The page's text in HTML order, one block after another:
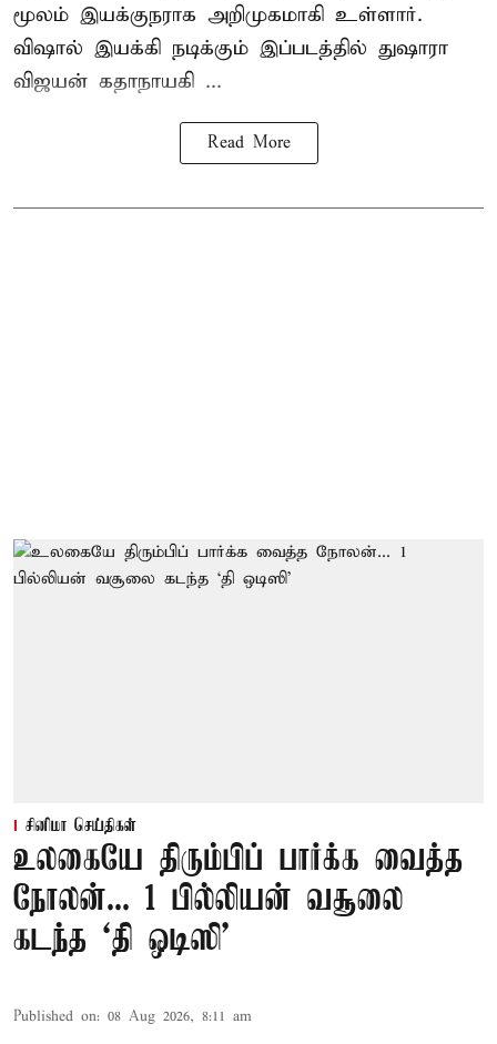
மூலம் இயக்குநராக அறிமுகமாகி உள்ளார்.
விஷால் இயக்கி நடிக்கும் இப்படத்தில் துஷாரா
விஜயன் கதாநாயகி ...
Read More
சினிமா செய்திகள்
உலகையே திரும்பிப் பார்க்க வைத்த
நோலன்... 1 பில்லியன் வசூலை
கடந்த ‘தி ஒடிஸி’
Published on: 08 Aug 2026, 8:11 am